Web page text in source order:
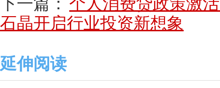
下一篇： 个人消费贷政策激
石晶开启行业投资新想象
延伸阅读